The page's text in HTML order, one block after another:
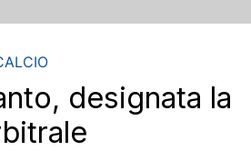
designata la